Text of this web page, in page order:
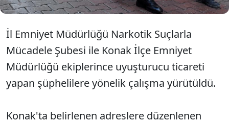
İl Emniyet Müdürlüğü Narkotik Suçlarla
Mücadele Şubesi ile Konak İlçe Emniyet
Müdürlüğü ekiplerince uyuşturucu ticareti
yapan şüphelilere yönelik çalışma yürütüldü.
Konak'ta belirlenen adreslere düzenlenen